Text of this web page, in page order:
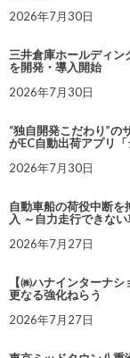
2026年7月30日
三井倉庫ホールディン
を開発・導入開始
2026年7月30日
“独自開発こだわり”の
がEC自動出荷アプリ
2026年7月30日
自動車船の荷役中断
入 ～自力走行できな
2026年7月27日
【㈱ハナインターナ
更なる強化ねらう
2026年7月27日